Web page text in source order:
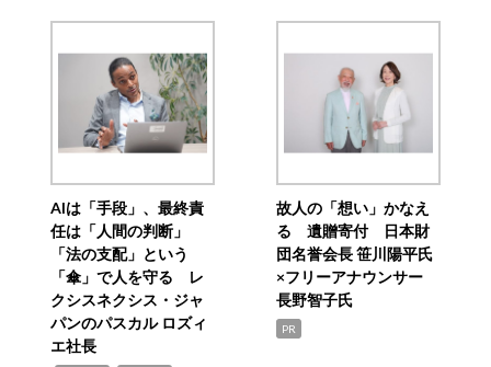
AIは「手段」、最終責
任は「人間の判断」
「法の支配」という
「傘」で人を守る レ
クシスネクシス・ジャ
パンのパスカル ロズィ
エ社長
故人の「想い」かなえ
る 遺贈寄付 日本財
団名誉会長 笹川陽平氏
×フリーアナウンサー
長野智子氏
PR